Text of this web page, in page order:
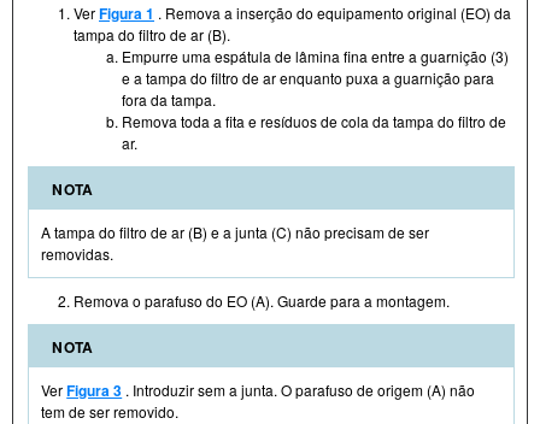
VerFigura 1 . Remova a inserção do equipamento original (EO) da
tampa do filtro de ar (B).
Empurre uma espátula de lâmina fina entre a guarnição (3)
e a tampa do filtro de ar enquanto puxa a guarnição para
fora da tampa.
Remova toda a fita e resíduos de cola da tampa do filtro de
ar.
NOTA
A tampa do filtro de ar (B) e a junta (C) não precisam de ser
removidas.
Remova o parafuso do EO (A). Guarde para a montagem.
NOTA
VerFigura 3 . Introduzir sem a junta. O parafuso de origem (A) não
tem de ser removido.